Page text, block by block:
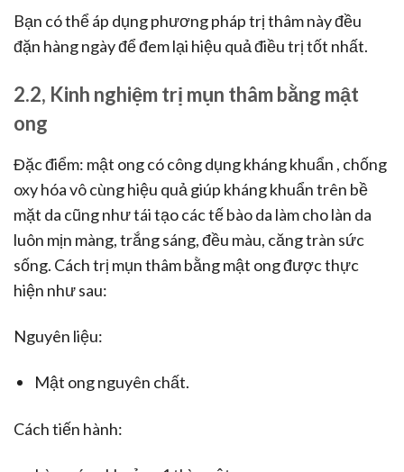
Bạn có thể áp dụng phương pháp trị thâm này đều
đặn hàng ngày để đem lại hiệu quả điều trị tốt nhất.
2.2, Kinh nghiệm trị mụn thâm bằng mật
ong
Đặc điểm: mật ong có công dụng kháng khuẩn , chống
oxy hóa vô cùng hiệu quả giúp kháng khuẩn trên bề
mặt da cũng như tái tạo các tế bào da làm cho làn da
luôn mịn màng, trắng sáng, đều màu, căng tràn sức
sống. Cách trị mụn thâm bằng mật ong được thực
hiện như sau:
Nguyên liệu:
Mật ong nguyên chất.
Cách tiến hành: